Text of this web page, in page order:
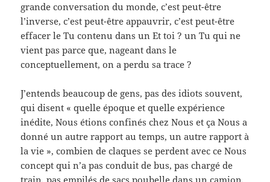
grande conversation du monde, c’est peut-être
l’inverse, c’est peut-être appauvrir, c’est peut-être
effacer le Tu contenu dans un Et toi ? un Tu qui ne
vient pas parce que, nageant dans le
conceptuellement, on a perdu sa trace ?
J’entends beaucoup de gens, pas des idiots souvent,
qui disent « quelle époque et quelle expérience
inédite, Nous étions confinés chez Nous et ça Nous a
donné un autre rapport au temps, un autre rapport à
la vie », combien de claques se perdent avec ce Nous
concept qui n’a pas conduit de bus, pas chargé de